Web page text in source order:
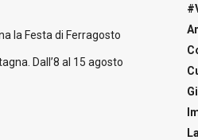
la Festa di Ferragosto
Dall’8 al 15 agosto